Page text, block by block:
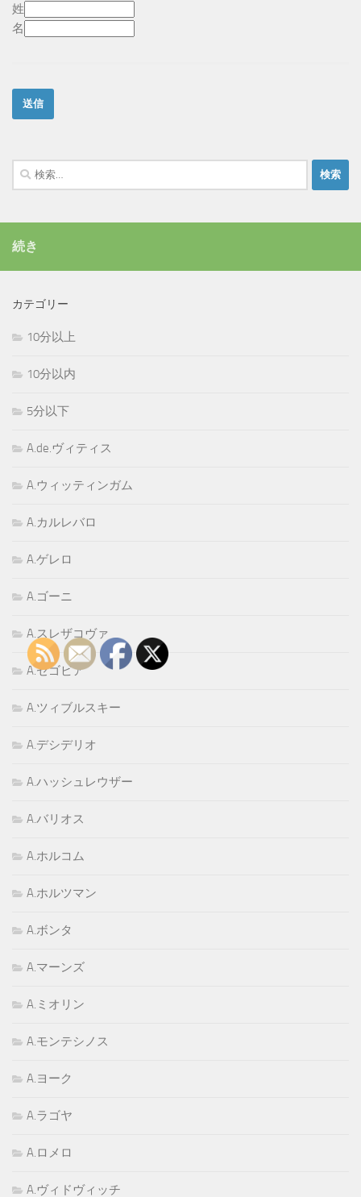
姓
名
検
索:
続き
カテゴリー
10分以上
10分以内
5分以下
A.de.ヴィティス
A.ウィッティンガム
A.カルレバロ
A.ゲレロ
A.ゴーニ
A.スレザコヴァ
A.セゴビア
A.ツィブルスキー
A.デシデリオ
A.ハッシュレウザー
A.バリオス
A.ホルコム
A.ホルツマン
A.ボンタ
A.マーンズ
A.ミオリン
A.モンテシノス
A.ヨーク
A.ラゴヤ
A.ロメロ
A.ヴィドヴィッチ